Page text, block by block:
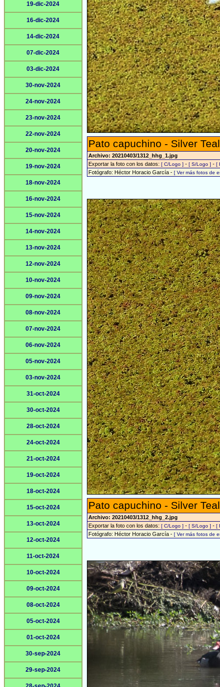
19-dic-2024
16-dic-2024
14-dic-2024
07-dic-2024
03-dic-2024
30-nov-2024
24-nov-2024
23-nov-2024
22-nov-2024
20-nov-2024
19-nov-2024
18-nov-2024
16-nov-2024
15-nov-2024
14-nov-2024
13-nov-2024
12-nov-2024
10-nov-2024
09-nov-2024
08-nov-2024
07-nov-2024
06-nov-2024
05-nov-2024
03-nov-2024
31-oct-2024
30-oct-2024
28-oct-2024
24-oct-2024
21-oct-2024
19-oct-2024
18-oct-2024
15-oct-2024
13-oct-2024
12-oct-2024
11-oct-2024
10-oct-2024
09-oct-2024
08-oct-2024
05-oct-2024
01-oct-2024
30-sep-2024
29-sep-2024
Pato capuchino - Silver
Archivo: 20210403/1312_hhg_1.jpg
Exportar la foto con los datos: [ C/Logo ] - [ S/Logo ] - [
Fotógrafo: Héctor Horacio García - [ Ver más fotos de
Pato capuchino - Silver
Archivo: 20210403/1312_hhg_2.jpg
Exportar la foto con los datos: [ C/Logo ] - [ S/Logo ] - [
Fotógrafo: Héctor Horacio García - [ Ver más fotos de